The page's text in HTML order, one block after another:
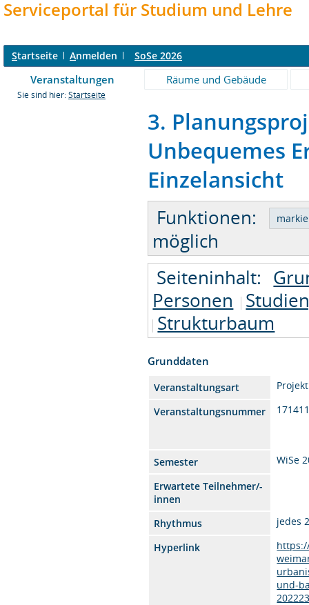
Serviceportal für Studium und Lehre
Startseite Anmelden SoSe 2026
Veranstaltungen Räume und Gebäude
Sie sind hier: Startseite
3.
Unbequemes
Einzelansicht
Funktionen:
möglich
Seiteninhalt:
Personen
Strukturbaum
Grunddaten
Veranstaltungsart
Projekt
Veranstaltungsnummer
Semester
WiSe
Erwartete Teilnehmer/-
innen
Rhythmus
jedes
Hyperlink
und-